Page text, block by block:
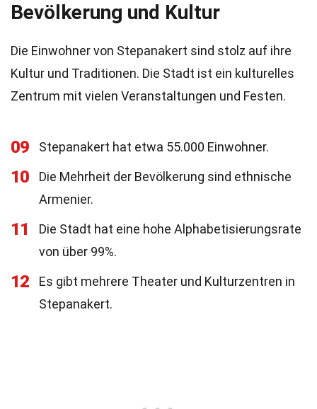
Bevölkerung und Kultur
Die Einwohner von Stepanakert sind stolz auf ihre
Kultur und Traditionen. Die Stadt ist ein kulturelles
Zentrum mit vielen Veranstaltungen und Festen.
09 Stepanakert hat etwa 55.000 Einwohner.
10
Die Mehrheit der Bevölkerung sind ethnische
Armenier.
11
Die Stadt hat eine hohe Alphabetisierungsrate
von über 99%.
12
Es gibt mehrere Theater und Kulturzentren in
Stepanakert.